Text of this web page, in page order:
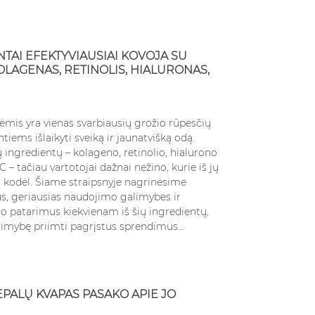
išreikšti
verta...
DIFFERENT SCENT
STYLES: FLORAL,
WOODY
4228 views
Modern perfumery
floral and woody – hold a...
EFEKTYVIAUSIAI KOVOJA SU
RETINOLIS, HIALURONAS,
yra vienas svarbiausių grožio rūpesčių
išlaikyti sveiką ir jaunatvišką odą.
ingredientų – kolageno, retinolio, hialurono
– tačiau vartotojai dažnai nežino, kurie iš jų
Šiame straipsnyje nagrinėsime
geriausias naudojimo galimybes ir
patarimus kiekvienam iš šių ingredientų,
priimti pagrįstus sprendimus...
KVAPAS PASAKO APIE JO